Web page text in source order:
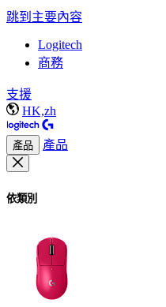
跳到主要內容
Logitech
商務
支援
HK,zh
產品 產品
依類別